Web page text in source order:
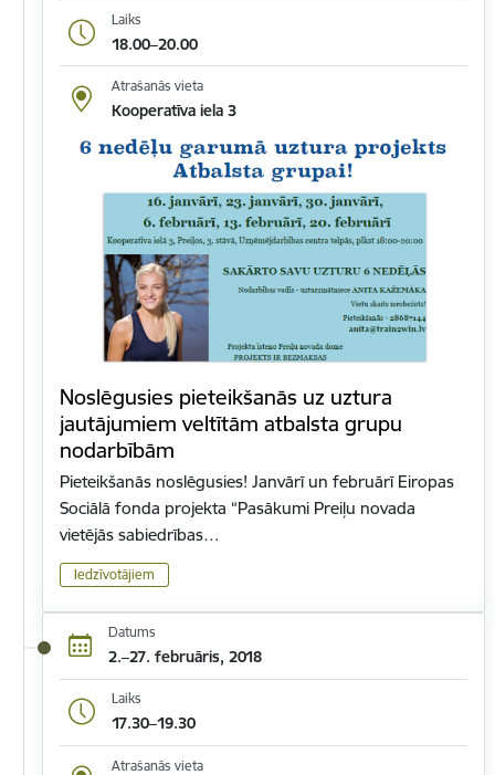
Laiks
18.00–20.00
Atrašanās vieta
Kooperatīva iela 3
Noslēgusies pieteikšanās uz uztura
jautājumiem veltītām atbalsta grupu
nodarbībām
Pieteikšanās noslēgusies! Janvārī un februārī Eiropas
Sociālā fonda projekta “Pasākumi Preiļu novada
vietējās sabiedrības…
Iedzīvotājiem
Datums
2.–27. februāris, 2018
Laiks
17.30–19.30
Atrašanās vieta